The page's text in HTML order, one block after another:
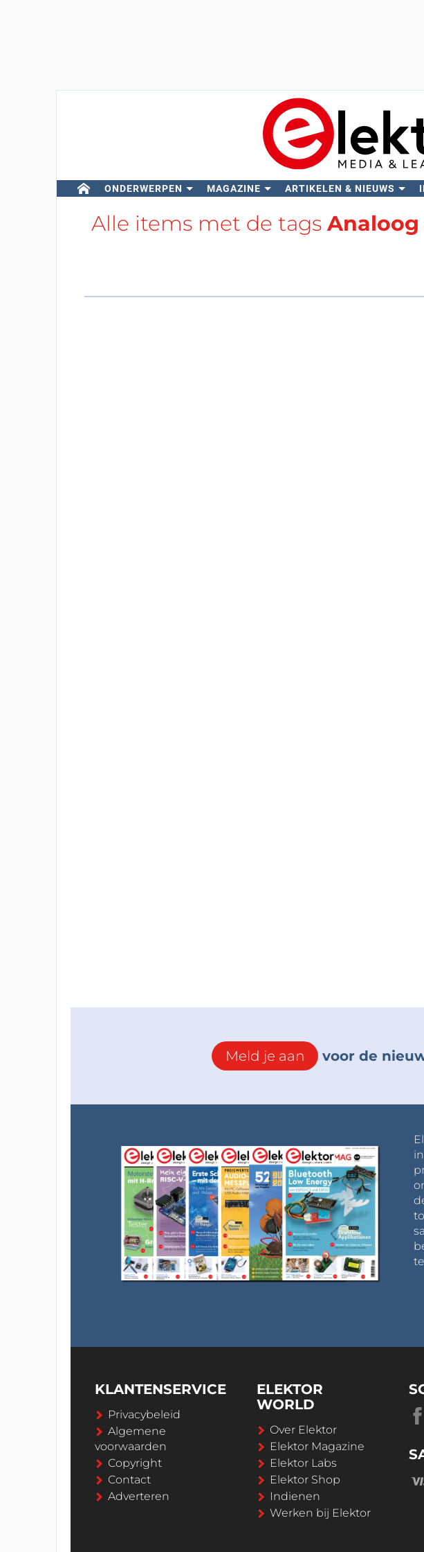
ONDERWERPEN MAGAZINE ARTIKELEN & NIEUWS
Alle items met de tags Analoog
Meld je aan voor de
KLANTENSERVICE
Privacybeleid
Algemene
voorwaarden
Copyright
Contact
Adverteren
ELEKTOR
WORLD
Over Elektor
Elektor Magazine
Elektor Labs
Elektor Shop
Indienen
Werken bij Elektor